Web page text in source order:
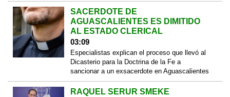
SACERDOTE DE
AGUASCALIENTES ES DIMITIDO
AL ESTADO CLERICAL
03:09
Especialistas explican el proceso que llevó al
Dicasterio para la Doctrina de la Fe a
sancionar a un exsacerdote en Aguascalientes
RAQUEL SERUR SMEKE